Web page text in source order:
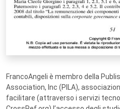
FrancoAngeli è membro della
Association, Inc (PILA),
facilitare (attraverso i servizi